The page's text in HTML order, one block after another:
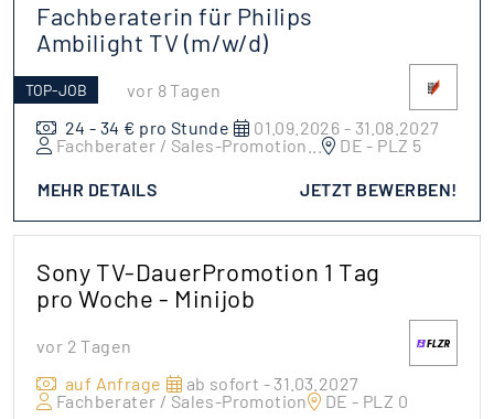
Fachberaterin für Philips
Ambilight TV (m/w/d)
TOP-JOB
vor 8 Tagen
24 - 34 € pro Stunde
01.09.2026 - 31.08.2027
Fachberater / Sales-Promotion ... DE - PLZ 5
MEHR DETAILS JETZT BEWERBEN!
Sony TV-DauerPromotion 1 Tag
pro Woche - Minijob
vor 2 Tagen
auf Anfrage
ab sofort - 31.03.2027
Fachberater / Sales-Promotion
DE - PLZ 0